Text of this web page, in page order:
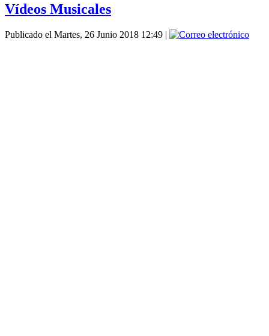
Vídeos Musicales
Publicado el Martes, 26 Junio 2018 12:49 |